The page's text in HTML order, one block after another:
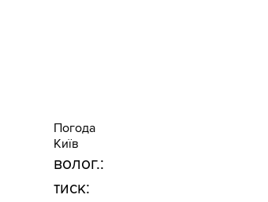
Погода
Київ
волог.:
тиск: